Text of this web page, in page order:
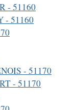
- 51160
- 51160
- 51170
- 51170